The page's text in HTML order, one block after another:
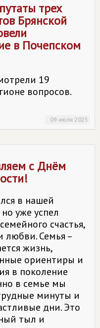
трех
Брянской
в Почепском
19
вопросов.
09 июля 2025
с Днём
в нашей
уже успел
счастья,
любви. Семья –
жизнь,
ориентиры и
в поколение
в семье мы
минуты и
дни. Это
тыл и